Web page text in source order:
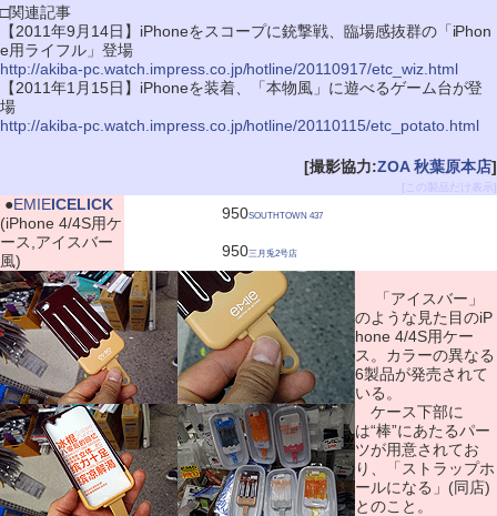
□関連記事
【2011年9月14日】iPhoneをスコープに銃撃戦、臨場感抜群の「iPhon
e用ライフル」登場
http://akiba-pc.watch.impress.co.jp/hotline/20110917/etc_wiz.html
【2011年1月15日】iPhoneを装着、「本物風」に遊べるゲーム台が登
場
http://akiba-pc.watch.impress.co.jp/hotline/20110115/etc_potato.html
[撮影協力:ZOA 秋葉原本店]
[この製品だけ表示]
●EMIEICELICK
(iPhone 4/4S用ケ
ース,アイスバー
風)
950SOUTHTOWN 437
950三月兎2号店
「アイスバー」
のような見た目のiP
hone 4/4S用ケー
ス。カラーの異なる
6製品が発売されて
いる。
ケース下部に
は“棒”にあたるパー
ツが用意されてお
り、「ストラップホ
ールになる」(同店)
とのこと。